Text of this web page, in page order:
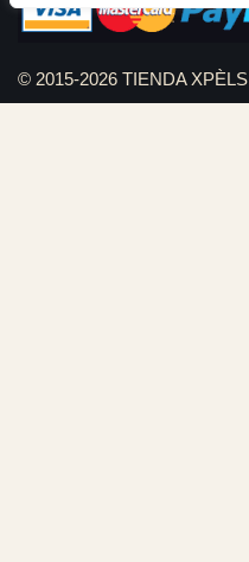
© 2015-2026 TIENDA XPÈLS